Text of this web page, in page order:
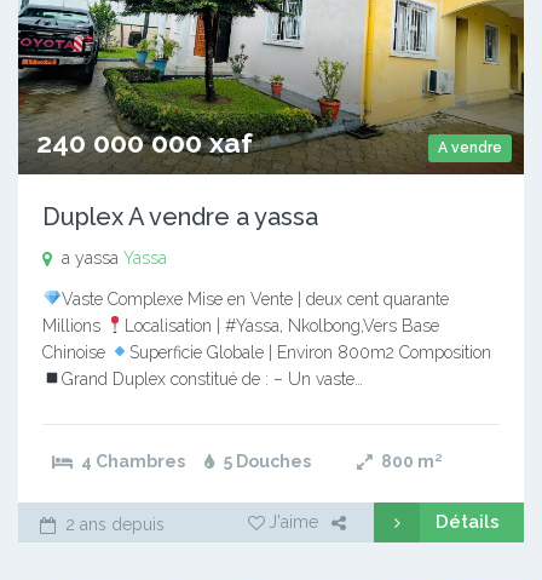
A vendre
240 000 000 xaf
Duplex A vendre a yassa
a yassa Yassa
Vaste Complexe Mise en Vente | deux cent quarante
Millions
Localisation | #Yassa, Nkolbong,Vers Base
Chinoise
Superficie Globale | Environ 800m2 Composition
Grand Duplex constitué de : – Un vaste…
4 Chambres 5 Douches 800 m²
2 ans depuis J'aime Détails